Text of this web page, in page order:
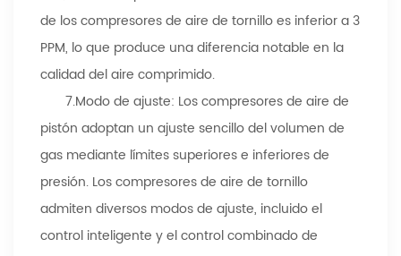
de los compresores de aire de tornillo es inferior a 3
PPM, lo que produce una diferencia notable en la
calidad del aire comprimido.
7.Modo de ajuste: Los compresores de aire de
pistón adoptan un ajuste sencillo del volumen de
gas mediante límites superiores e inferiores de
presión. Los compresores de aire de tornillo
admiten diversos modos de ajuste, incluido el
control inteligente y el control combinado de